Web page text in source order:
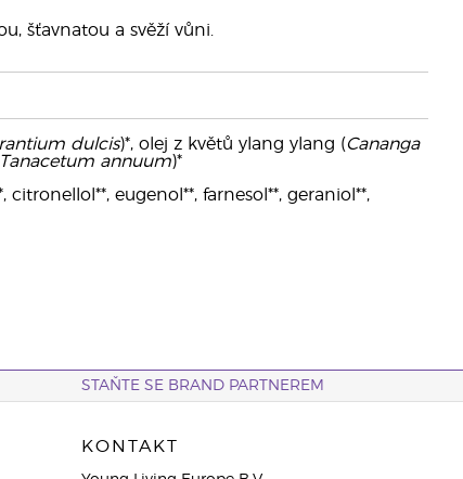
šťavnatou a svěží vůni.
dulcis)*, olej z květů ylang ylang (Cananga
Tanacetum annuum)*
eugenol**, farnesol**, geraniol**,
STAŇTE SE BRAND PARTNEREM
KONTAKT